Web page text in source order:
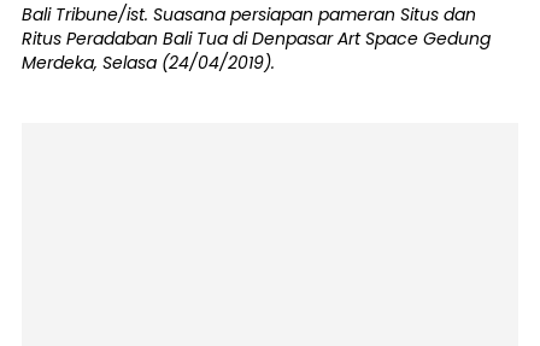
Bali Tribune/ist. Suasana persiapan pameran Situs dan
Ritus Peradaban Bali Tua di Denpasar Art Space Gedung
Merdeka, Selasa (24/04/2019).